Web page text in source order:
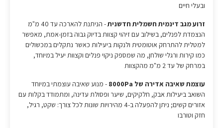
ובעלי חיים
זרוע מגב דינמית חשמלית חדשנית
- הניתנת להארכה עד 40 מ"מ
הנצמדת לפנלים, בשילוב עם זיהוי קצוות בדיוק גבוה בזמן-אמת, מאפשר
למטלית להתרחק אוטומטית ולנקות ביעילות כאשר נתקלים במכשולים
כמו קירות ורגלי שולחן, מה שמספק ניקוי פנלים וקצוות יעיל במיוחד,
במרחק של עד 2 מ"מ מהקצוות
עוצמת שאיבה אדירה של 8000Pa
- מנוע שאיבה עוצמתי במיוחד
השואב ביעילות אבק, חלקיקים, שיער ופסולת עדינה, ומתמודד בקלות עם
אזורים קשים; ניתן להפעלה ב-4 מהירויות שונות לכל צורך: שקט, רגיל,
חזק וטורבו